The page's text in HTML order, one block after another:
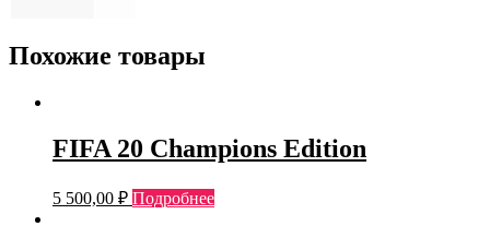
Похожие товары
FIFA 20 Champions Edition
5 500,00 ₽ Подробнее